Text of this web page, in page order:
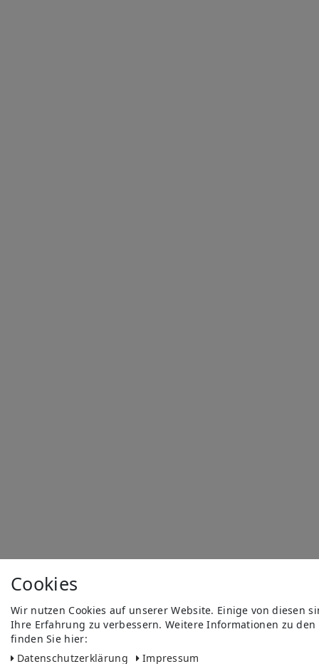
Cookies
Wir nutzen Cookies auf unserer Website. Einige von diesen
Ihre Erfahrung zu verbessern. Weitere Informationen zu
finden Sie hier:
Daten­schutz­erklärung
Impressum